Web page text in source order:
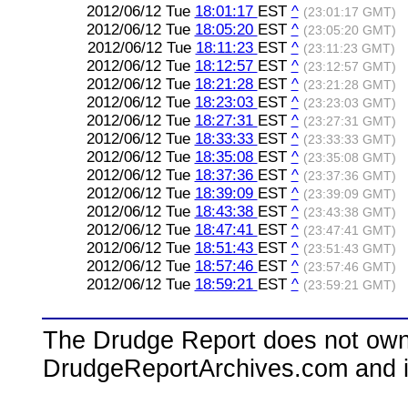
2012/06/12 Tue 18:01:17 EST ^ (23:01:17 GMT)
2012/06/12 Tue 18:05:20 EST ^ (23:05:20 GMT)
2012/06/12 Tue 18:11:23 EST ^ (23:11:23 GMT)
2012/06/12 Tue 18:12:57 EST ^ (23:12:57 GMT)
2012/06/12 Tue 18:21:28 EST ^ (23:21:28 GMT)
2012/06/12 Tue 18:23:03 EST ^ (23:23:03 GMT)
2012/06/12 Tue 18:27:31 EST ^ (23:27:31 GMT)
2012/06/12 Tue 18:33:33 EST ^ (23:33:33 GMT)
2012/06/12 Tue 18:35:08 EST ^ (23:35:08 GMT)
2012/06/12 Tue 18:37:36 EST ^ (23:37:36 GMT)
2012/06/12 Tue 18:39:09 EST ^ (23:39:09 GMT)
2012/06/12 Tue 18:43:38 EST ^ (23:43:38 GMT)
2012/06/12 Tue 18:47:41 EST ^ (23:47:41 GMT)
2012/06/12 Tue 18:51:43 EST ^ (23:51:43 GMT)
2012/06/12 Tue 18:57:46 EST ^ (23:57:46 GMT)
2012/06/12 Tue 18:59:21 EST ^ (23:59:21 GMT)
The Drudge Report does not
DrudgeReportArchives.com